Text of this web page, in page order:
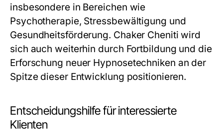
insbesondere in Bereichen wie
Psychotherapie, Stressbewältigung und
Gesundheitsförderung. Chaker Cheniti wird
sich auch weiterhin durch Fortbildung und die
Erforschung neuer Hypnosetechniken an der
Spitze dieser Entwicklung positionieren.
Entscheidungshilfe für interessierte
Klienten